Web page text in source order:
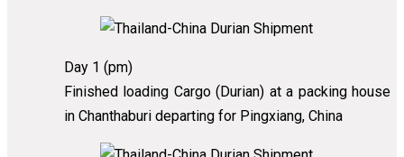
Day 1 (pm)
Finished loading Cargo (Durian) at a packing house
in Chanthaburi departing for Pingxiang, China